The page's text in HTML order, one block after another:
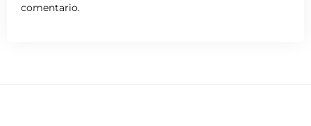
comentario.